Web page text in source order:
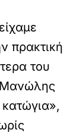
πρακτική
του
Μανώλης
κατώγια»,